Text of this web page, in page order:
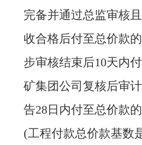
完备并通过总监审核
收合格后付至总价款
步审核结束后10天内
矿集团公司复核后审
告28日内付至总价款的
(工程付款总价款基数